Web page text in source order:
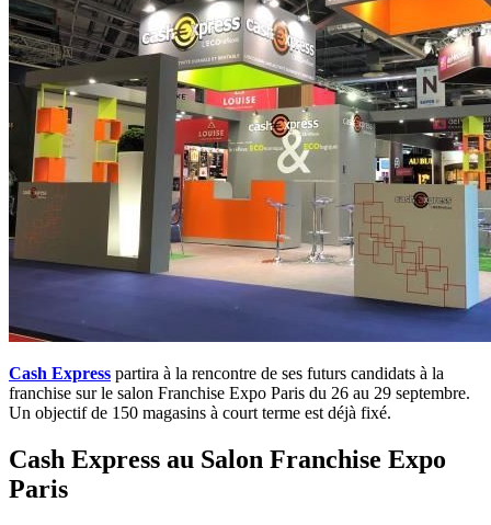
Cash Express partira à la rencontre de ses futurs candidats à la
franchise sur le salon Franchise Expo Paris du 26 au 29 septembre.
Un objectif de 150 magasins à court terme est déjà fixé.
Cash Express au Salon Franchise Expo
Paris